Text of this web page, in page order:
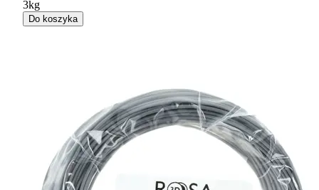
3kg
Do koszyka